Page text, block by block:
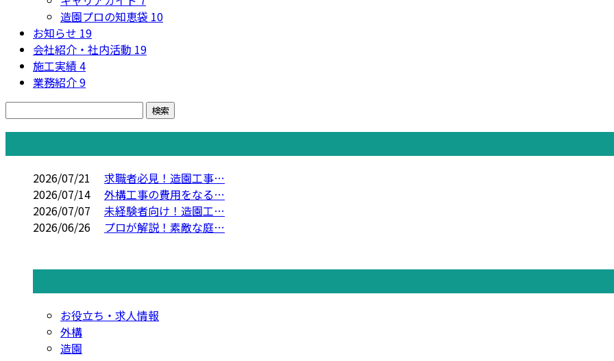
造園プロの知恵袋 10
お知らせ 19
会社紹介・社内活動 19
施工実績4
業務紹介9
2026/07/21
求職者必見！造園工事…
2026/07/14
外構工事の費用をなる…
2026/07/07
未経験者向け！造園工…
2026/06/26
プロが解説！素敵な庭…
お役立ち・求人情報
外構
造園